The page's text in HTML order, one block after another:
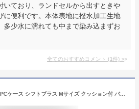
いており、ランドセルから出すときや
に便利です。本体表地に撥水加工生地
多少水に濡れても中まで染み込まずお
全てのおすすめコメント (1件) >
ソニック スクールPCケース シフトプラス Mサイズ クッション付 バイオレット LS-5593-V